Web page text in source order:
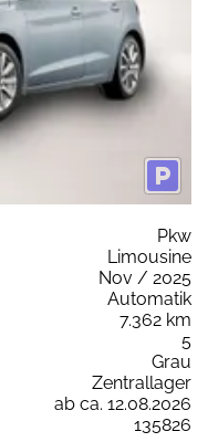
Pkw
Limousine
Nov / 2025
Automatik
7.362 km
5
Grau
Zentrallager
ab ca. 12.08.2026
135826